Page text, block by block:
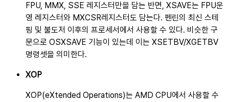
FPU, MMX, SSE 레지스터만을 담는 반면, XSAVE는 FPU운
영 레지스터와 MXCSR레지스터도 담는다. 펜린의 최신 스테
핑 및 불도저 이후의 프로세서에서 사용할 수 있다. 비슷한 구
문으로 OSXSAVE 기능이 있는데 이는 XSETBV/XGETBV
명령셋을 의미한다.
XOP
XOP(eXtended Operations)는 AMD CPU에서 사용할 수